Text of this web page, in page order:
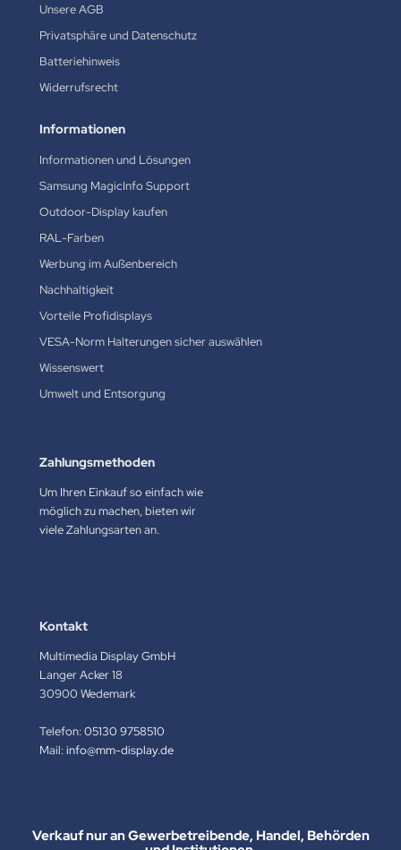
Unsere AGB
Privatsphäre und Datenschutz
Batteriehinweis
Widerrufsrecht
Informationen
Informationen und Lösungen
Samsung MagicInfo Support
Outdoor-Display kaufen
RAL-Farben
Werbung im Außenbereich
Nachhaltigkeit
Vorteile Profidisplays
VESA-Norm Halterungen sicher auswählen
Wissenswert
Umwelt und Entsorgung
Zahlungsmethoden
Um Ihren Einkauf so einfach wie
möglich zu machen, bieten wir
viele Zahlungsarten an.
Kontakt
Multimedia Display GmbH
Langer Acker 18
30900 Wedemark
Telefon:05130 9758510
Mail:info@mm-display.de
Verkauf nur an Gewerbetreibende, Handel, Behörden